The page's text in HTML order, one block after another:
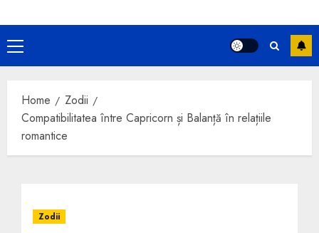
Primary
Menu
Home
Zodii
Compatibilitatea între Capricorn și Balanță în relațiile
romantice
Zodii